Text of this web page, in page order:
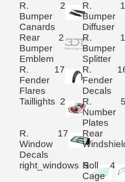
R.
Bumper
Canards
2
R.
Bumper
Diffuser
Rear
Bumper
Emblem
2
R.
Bumper
Splitter
R.
Fender
Flares
17
R.
Fender
Decals
Taillights 2
R.
Number
Plates
R.
Window
Decals
17
Rear
right_windows 5
Roll
Cage
4